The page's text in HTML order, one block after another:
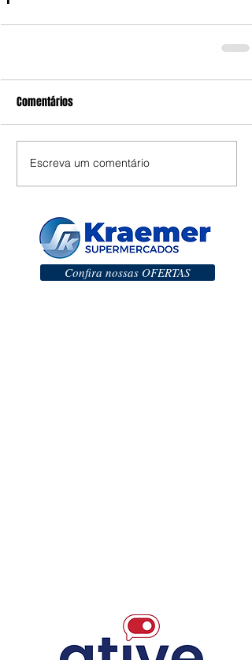
Comentários
Escreva um comentário
Confira nossas OFERTAS